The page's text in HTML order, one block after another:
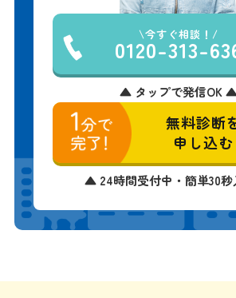
0120-313-
▲ タップで発信OK
無料診断を
申し込む
▲ 24時間受付中・簡単30